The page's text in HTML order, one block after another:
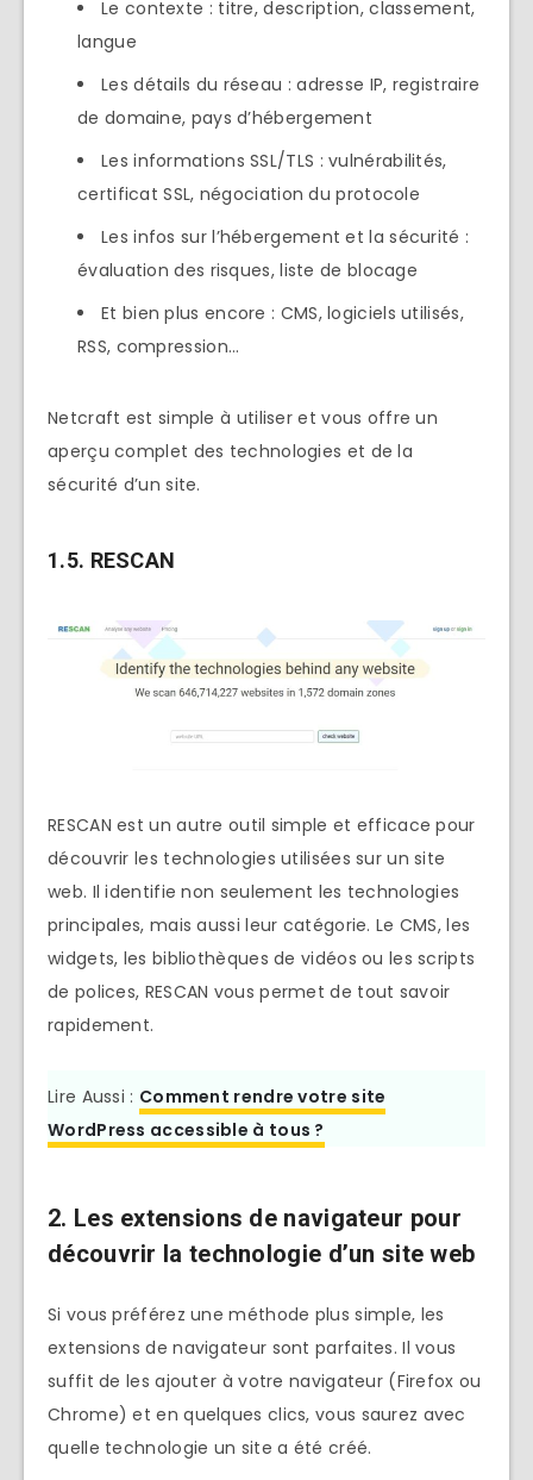
Le contexte : titre, description, classement,
langue
Les détails du réseau : adresse IP, registraire
de domaine, pays d’hébergement
Les informations SSL/TLS : vulnérabilités,
certificat SSL, négociation du protocole
Les infos sur l’hébergement et la sécurité :
évaluation des risques, liste de blocage
Et bien plus encore : CMS, logiciels utilisés,
RSS, compression…
Netcraft est simple à utiliser et vous offre un
aperçu complet des technologies et de la
sécurité d’un site.
1.5. RESCAN
RESCAN est un autre outil simple et efficace pour
découvrir les technologies utilisées sur un site
web. Il identifie non seulement les technologies
principales, mais aussi leur catégorie. Le CMS, les
widgets, les bibliothèques de vidéos ou les scripts
de polices, RESCAN vous permet de tout savoir
rapidement.
Lire Aussi : Comment rendre votre site
WordPress accessible à tous ?
2. Les extensions de navigateur pour
découvrir la technologie d’un site web
Si vous préférez une méthode plus simple, les
extensions de navigateur sont parfaites. Il vous
suffit de les ajouter à votre navigateur (Firefox ou
Chrome) et en quelques clics, vous saurez avec
quelle technologie un site a été créé.